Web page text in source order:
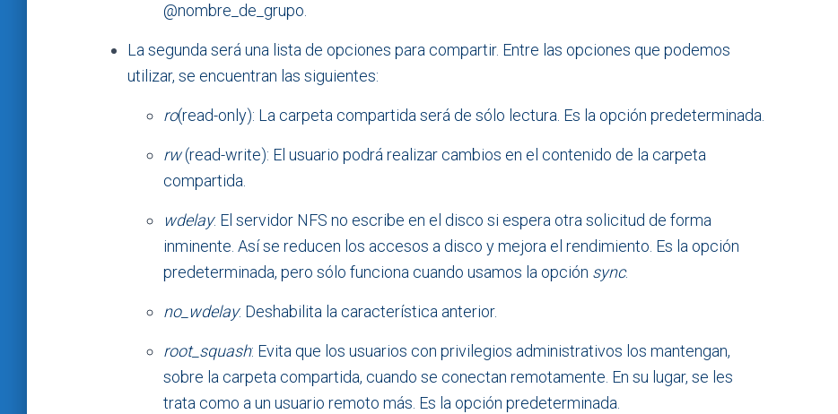
@nombre_de_grupo.
La segunda será una lista de opciones para compartir. Entre las opciones que podemos
utilizar, se encuentran las siguientes:
ro(read-only): La carpeta compartida será de sólo lectura. Es la opción predeterminada.
rw(read-write): El usuario podrá realizar cambios en el contenido de la carpeta
compartida.
wdelay: El servidor NFS no escribe en el disco si espera otra solicitud de forma
inminente. Así se reducen los accesos a disco y mejora el rendimiento. Es la opción
predeterminada, pero sólo funciona cuando usamos la opción sync.
no_wdelay: Deshabilita la característica anterior.
root_squash: Evita que los usuarios con privilegios administrativos los mantengan,
sobre la carpeta compartida, cuando se conectan remotamente. En su lugar, se les
trata como a un usuario remoto más. Es la opción predeterminada.